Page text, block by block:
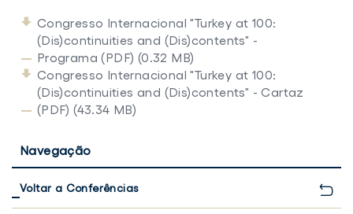
Congresso Internacional "Turkey at 100:
(Dis)continuities and (Dis)contents" -
Programa (PDF) (0.32 MB)
Congresso Internacional "Turkey at 100:
(Dis)continuities and (Dis)contents" - Cartaz
(PDF) (43.34 MB)
Navegação
Voltar a Conferências